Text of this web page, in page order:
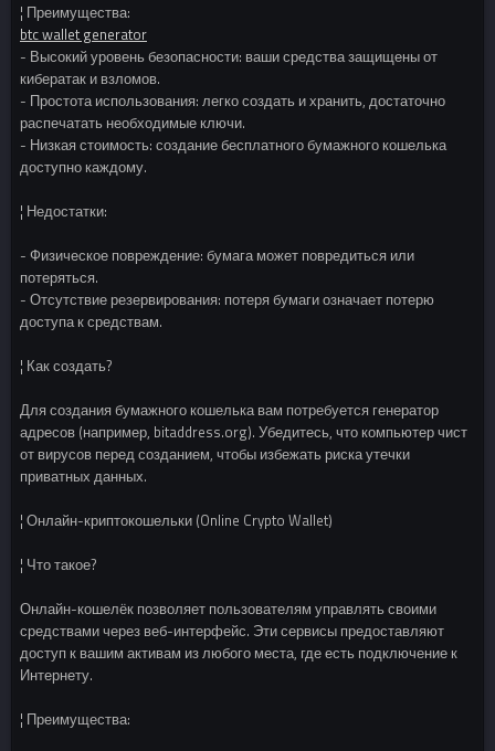
¦ Преимущества:
btc wallet generator
- Высокий уровень безопасности: ваши средства защищены от
кибератак и взломов.
- Простота использования: легко создать и хранить, достаточно
распечатать необходимые ключи.
- Низкая стоимость: создание бесплатного бумажного кошелька
доступно каждому.
¦ Недостатки:
- Физическое повреждение: бумага может повредиться или
потеряться.
- Отсутствие резервирования: потеря бумаги означает потерю
доступа к средствам.
¦ Как создать?
Для создания бумажного кошелька вам потребуется генератор
адресов (например, bitaddress.org). Убедитесь, что компьютер чист
от вирусов перед созданием, чтобы избежать риска утечки
приватных данных.
¦ Онлайн-криптокошельки (Online Crypto Wallet)
¦ Что такое?
Онлайн-кошелёк позволяет пользователям управлять своими
средствами через веб-интерфейс. Эти сервисы предоставляют
доступ к вашим активам из любого места, где есть подключение к
Интернету.
¦ Преимущества: